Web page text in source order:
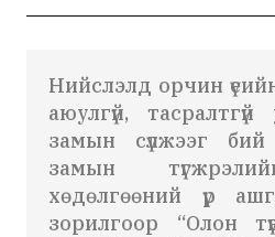
Нийслэлд орчин
аюулгүй,
замын сүлжээг
замын
хөдөлгөөний үр
зорилгоор “Олон